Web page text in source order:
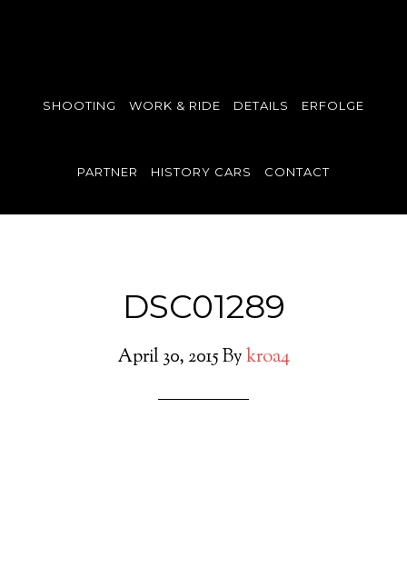
SHOOTING WORK & RIDE DETAILS ERFOLGE
PARTNER HISTORY CARS CONTACT
DSC01289
April 30, 2015Bykroa4